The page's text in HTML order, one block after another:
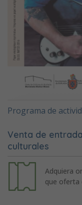
Programa de
Venta de
culturales
Adquiera
que oferta